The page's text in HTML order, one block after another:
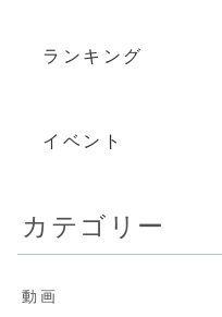
ランキング
イベント
カテゴリー
動画